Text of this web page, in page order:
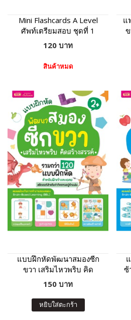
Mini Flashcards A Level
ศัพท์เตรียมสอบ ชุดที่ 1
120 บาท
สินค้าหมด
แ
แบบฝึกหัดพัฒนาสมองซีก
ขวา เสริมไหวพริบ คิด
สร้างสรรค์
150 บาท
หยิบใส่ตะกร้า
ซ้